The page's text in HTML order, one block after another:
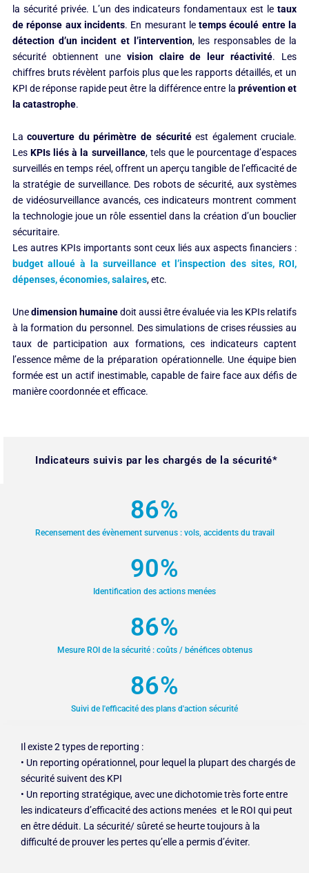
la sécurité privée. L’un des indicateurs fondamentaux est le taux
de réponse aux incidents. En mesurant letemps écoulé entre la
détection d’un incident et l’intervention, les responsables de la
sécurité obtiennent unevision claire de leur réactivité. Les
chiffres bruts révèlent parfois plus que les rapports détaillés, et un
KPI de réponse rapide peut être la différence entre la prévention et
la catastrophe.
Lacouverture du périmètre de sécuritéest également cruciale.
LesKPIs liés à la surveillance, tels que le pourcentage d’espaces
surveillés en temps réel, offrent un aperçu tangible de l’efficacité de
la stratégie de surveillance. Des robots de sécurité, aux systèmes
de vidéosurveillance avancés, ces indicateurs montrent comment
la technologie joue un rôle essentiel dans la création d’un bouclier
sécuritaire.
Les autres KPIs importants sont ceux liés aux aspects financiers :
budget alloué à la surveillance et l’inspection des sites, ROI,
dépenses, économies, salaires, etc.
Unedimension humainedoit aussi être évaluée via les KPIs relatifs
à la formation du personnel. Des simulations de crises réussies au
taux de participation aux formations, ces indicateurs captent
l’essence même de la préparation opérationnelle. Une équipe bien
formée est un actif inestimable, capable de faire face aux défis de
manière coordonnée et efficace.
Indicateurs suivis par les chargés de la sécurité*
Recensement des évènement survenus : vols, accidents du travail
86%
Identification des actions menées
90%
Mesure ROI de la sécurité : coûts / bénéfices obtenus
86%
Suivi de l'efficacité des plans d'action sécurité
86%
Il existe 2 types de reporting :
• Un reporting opérationnel, pour lequel la plupart des chargés de
sécurité suivent des KPI
• Un reporting stratégique, avec une dichotomie très forte entre
les indicateurs d’efficacité des actions menées et le ROI qui peut
en être déduit. La sécurité/ sûreté se heurte toujours à la
difficulté de prouver les pertes qu’elle a permis d’éviter.